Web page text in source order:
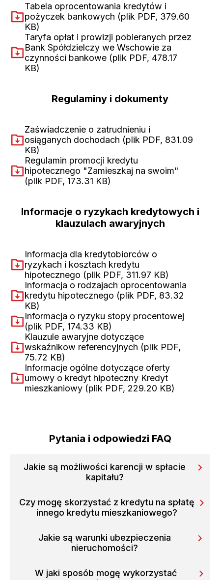
Tabela oprocentowania kredytów i
pożyczek bankowych (plik PDF, 379.60
KB)
Taryfa opłat i prowizji pobieranych przez
Bank Spółdzielczy we Wschowie za
czynności bankowe (plik PDF, 478.17
KB)
Regulaminy i dokumenty
Zaświadczenie o zatrudnieniu i
osiąganych dochodach (plik PDF, 831.09
KB)
Regulamin promocji kredytu
hipotecznego "Zamieszkaj na swoim"
(plik PDF, 173.31 KB)
Informacje o ryzykach kredytowych i
klauzulach awaryjnych
Informacja dla kredytobiorców o
ryzykach i kosztach kredytu
hipotecznego (plik PDF, 311.97 KB)
Informacja o rodzajach oprocentowania
kredytu hipotecznego (plik PDF, 83.32
KB)
Informacja o ryzyku stopy procentowej
(plik PDF, 174.33 KB)
Klauzule awaryjne dotyczące
wskaźnikow referencyjnych (plik PDF,
75.72 KB)
Informacje ogólne dotyczące oferty
umowy o kredyt hipoteczny Kredyt
mieszkaniowy (plik PDF, 229.20 KB)
Pytania i odpowiedzi FAQ
Jakie są możliwości karencji w spłacie
kapitału?
Czy mogę skorzystać z kredytu na spłatę
innego kredytu mieszkaniowego?
Jakie są warunki ubezpieczenia
nieruchomości?
W jaki sposób mogę wykorzystać